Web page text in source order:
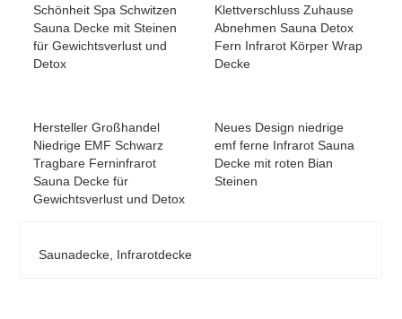
Schönheit Spa Schwitzen
Sauna Decke mit Steinen
für Gewichtsverlust und
Detox
Klettverschluss Zuhause
Abnehmen Sauna Detox
Fern Infrarot Körper Wrap
Decke
Hersteller Großhandel
Niedrige EMF Schwarz
Tragbare Ferninfrarot
Sauna Decke für
Gewichtsverlust und Detox
Neues Design niedrige
emf ferne Infrarot Sauna
Decke mit roten Bian
Steinen
Saunadecke, Infrarotdecke